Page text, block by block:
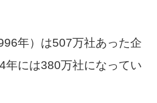
年）は507万社あった企
年には380万社になってい